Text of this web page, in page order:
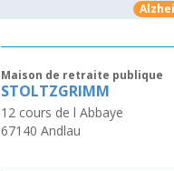
Maison de retraite publique
STOLTZGRIMM
12 cours de l Abbaye
67140 Andlau